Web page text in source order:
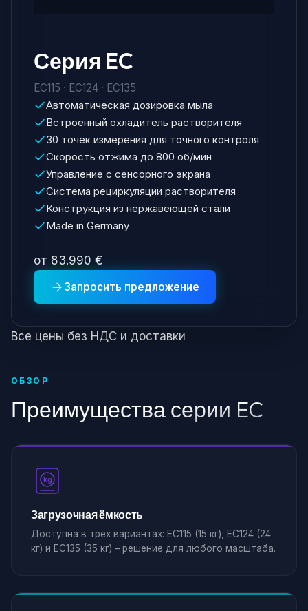
Серия EC
EC115 · EC124 · EC135
Автоматическая дозировка мыла
Встроенный охладитель растворителя
30 точек измерения для точного контроля
Скорость отжима до 800 об/мин
Управление с сенсорного экрана
Система рециркуляции растворителя
Конструкция из нержавеющей стали
Made in Germany
от 83.990 €
Запросить предложение
Все цены без НДС и доставки
ОБЗОР
Преимущества серии EC
kg
Загрузочная ёмкость
Доступна в трёх вариантах: EC115 (15 кг), EC124 (24
кг) и EC135 (35 кг) – решение для любого масштаба.